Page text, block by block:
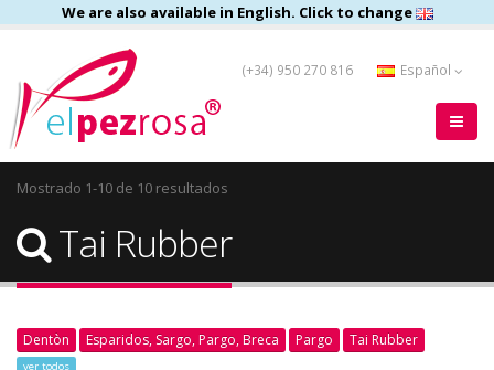
We are also available in English. Click to change
(+34) 950 270 816 Español
Mostrado 1-10 de 10 resultados
Tai Rubber
Dentòn Esparidos, Sargo, Pargo, Breca Pargo Tai Rubber
ver todos